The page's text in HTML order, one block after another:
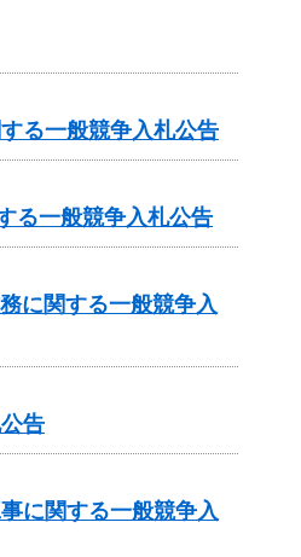
る一般競争入札公告
る一般競争入札公告
に関する一般競争入
告
に関する一般競争入